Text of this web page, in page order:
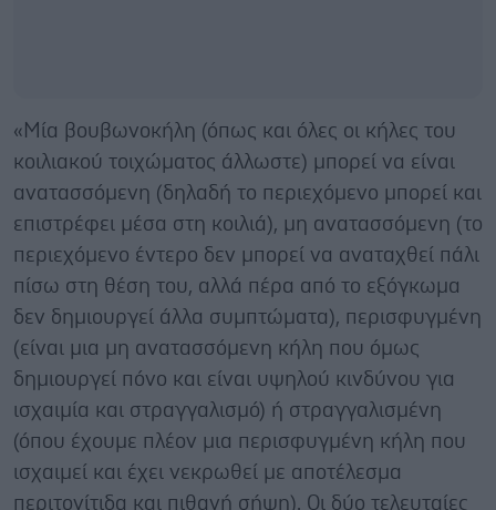
«Μία βουβωνοκήλη (όπως και όλες οι κήλες του
κοιλιακού τοιχώματος άλλωστε) μπορεί να είναι
ανατασσόμενη (δηλαδή το περιεχόμενο μπορεί και
επιστρέφει μέσα στη κοιλιά), μη ανατασσόμενη (το
περιεχόμενο έντερο δεν μπορεί να αναταχθεί πάλι
πίσω στη θέση του, αλλά πέρα από το εξόγκωμα
δεν δημιουργεί άλλα συμπτώματα), περισφυγμένη
(είναι μια μη ανατασσόμενη κήλη που όμως
δημιουργεί πόνο και είναι υψηλού κινδύνου για
ισχαιμία και στραγγαλισμό) ή στραγγαλισμένη
(όπου έχουμε πλέον μια περισφυγμένη κήλη που
ισχαιμεί και έχει νεκρωθεί με αποτέλεσμα
περιτονίτιδα και πιθανή σήψη). Οι δύο τελευταίες